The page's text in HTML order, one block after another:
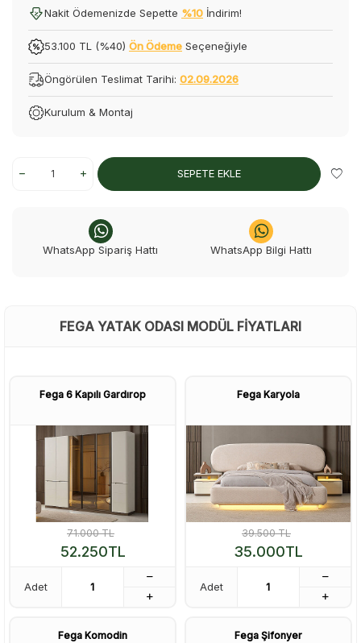
Nakit Ödemenizde Sepette %10 İndirim!
53.100 TL (%40) Ön Ödeme Seçeneğiyle
Öngörülen Teslimat Tarihi: 02.09.2026
Kurulum & Montaj
SEPETE EKLE
WhatsApp Sipariş Hattı WhatsApp Bilgi Hattı
FEGA YATAK ODASI MODÜL FIYATLARI
Fega 6 Kapılı Gardırop
71.000TL
52.250TL
Adet
Fega Karyola
39.500TL
35.000TL
Adet
Fega Komodin Fega Şifonyer